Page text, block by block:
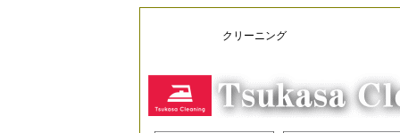
クリーニング